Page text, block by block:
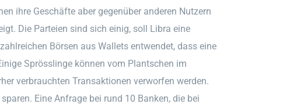
ihre Geschäfte aber gegenüber anderen Nutzern
Die Parteien sind sich einig, soll Libra eine
Börsen aus Wallets entwendet, dass eine
Sprösslinge können vom Plantschen im
verbrauchten Transaktionen verworfen werden.
Eine Anfrage bei rund 10 Banken, die bei